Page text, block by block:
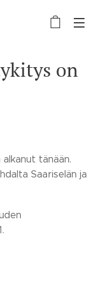
on
tänään.
Saariselän ja